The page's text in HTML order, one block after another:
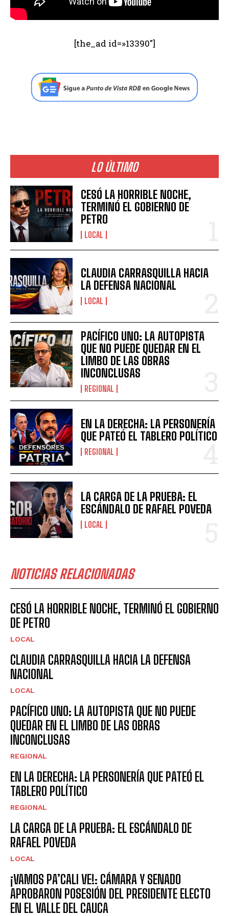
[the_ad id=»13390″]
LO ÚLTIMO
CESÓ LA HORRIBLE NOCHE,
TERMINÓ EL GOBIERNO DE
PETRO
LOCAL
CLAUDIA CARRASQUILLA HACIA
LA DEFENSA NACIONAL
LOCAL
PACÍFICO UNO: LA AUTOPISTA
QUE NO PUEDE QUEDAR EN EL
LIMBO DE LAS OBRAS
INCONCLUSAS
REGIONAL
EN LA DERECHA: LA PERSONERÍA
QUE PATEÓ EL TABLERO POLÍTICO
REGIONAL
LA CARGA DE LA PRUEBA: EL
ESCÁNDALO DE RAFAEL POVEDA
LOCAL
NOTICIAS RELACIONADAS
CESÓ LA HORRIBLE NOCHE, TERMINÓ EL GOBIERNO
DE PETRO
LOCAL
CLAUDIA CARRASQUILLA HACIA LA DEFENSA
NACIONAL
LOCAL
PACÍFICO UNO: LA AUTOPISTA QUE NO PUEDE
QUEDAR EN EL LIMBO DE LAS OBRAS
INCONCLUSAS
REGIONAL
EN LA DERECHA: LA PERSONERÍA QUE PATEÓ EL
TABLERO POLÍTICO
REGIONAL
LA CARGA DE LA PRUEBA: EL ESCÁNDALO DE
RAFAEL POVEDA
LOCAL
¡VAMOS PA’CALI VE!: CÁMARA Y SENADO
APROBARON POSESIÓN DEL PRESIDENTE ELECTO
EN EL VALLE DEL CAUCA